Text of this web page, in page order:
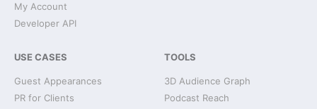
My Account
Developer API
USE CASES
Guest Appearances
PR for Clients
TOOLS
3D Audience Graph
Podcast Reach